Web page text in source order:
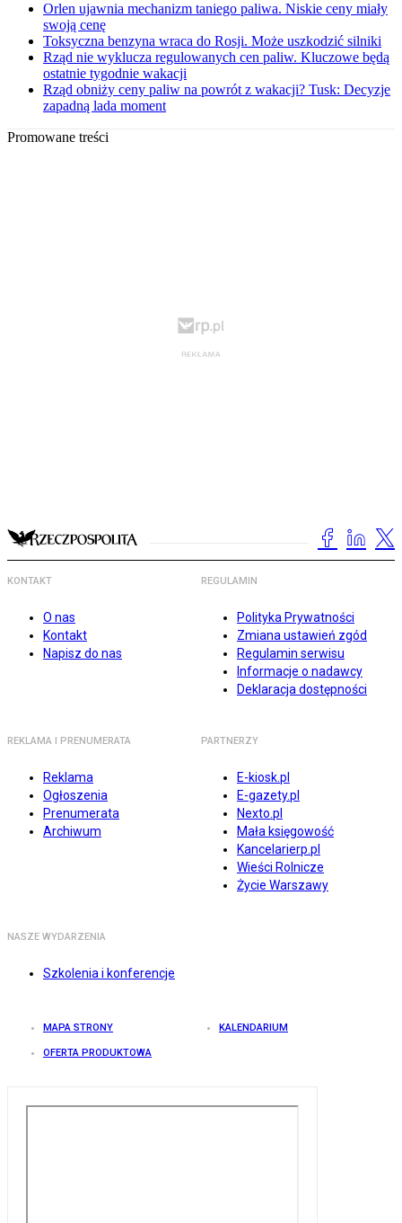
Orlen ujawnia mechanizm taniego paliwa. Niskie ceny miały
swoją cenę
Toksyczna benzyna wraca do Rosji. Może uszkodzić silniki
Rząd nie wyklucza regulowanych cen paliw. Kluczowe będą
ostatnie tygodnie wakacji
Rząd obniży ceny paliw na powrót z wakacji? Tusk: Decyzje
zapadną lada moment
Promowane treści
KONTAKT
O nas
Kontakt
Napisz do nas
REGULAMIN
Polityka Prywatności
Zmiana ustawień zgód
Regulamin serwisu
Informacje o nadawcy
Deklaracja dostępności
REKLAMA I PRENUMERATA
Reklama
Ogłoszenia
Prenumerata
Archiwum
PARTNERZY
E-kiosk.pl
E-gazety.pl
Nexto.pl
Mała księgowość
Kancelarierp.pl
Wieści Rolnicze
Życie Warszawy
NASZE WYDARZENIA
Szkolenia i konferencje
MAPA STRONY KALENDARIUM
OFERTA PRODUKTOWA